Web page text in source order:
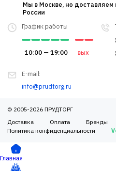
График работы
10:00 — 19:00 вых
E-mail:
info@prudtorg.ru
Мы в Москве, но доставляем
России
© 2005-2026 ПРУДТОРГ
Доставка
Оплата Бренды
Политика конфиденциальности
Главная